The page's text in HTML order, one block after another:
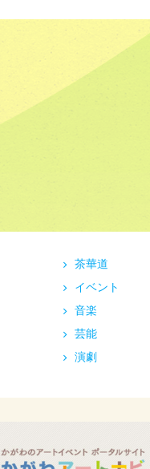
茶華道
イベント
音楽
芸能
演劇